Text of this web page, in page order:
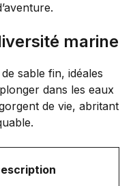
marine
sable fin, idéales
dans les eaux
de vie, abritant